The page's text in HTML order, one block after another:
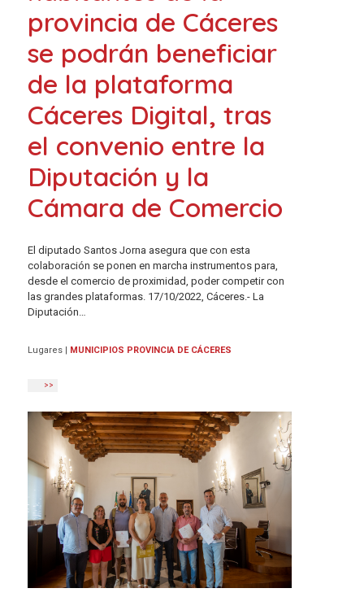
provincia de Cáceres
se podrán beneficiar
de la plataforma
Cáceres Digital, tras
el convenio entre la
Diputación y la
Cámara de Comercio
El diputado Santos Jorna asegura que con esta
colaboración se ponen en marcha instrumentos para,
desde el comercio de proximidad, poder competir con
las grandes plataformas. 17/10/2022, Cáceres.- La
Diputación…
Lugares MUNICIPIOS PROVINCIA DE CÁCERES
>>